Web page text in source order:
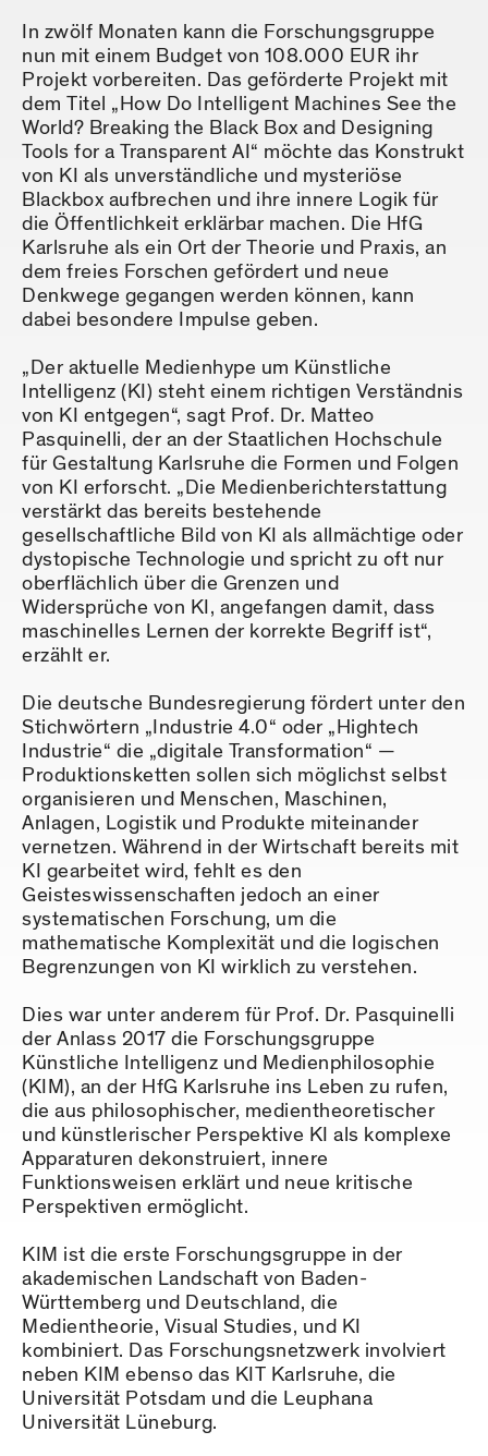
In zwölf Monaten kann die Forschungsgruppe
nun mit einem Budget von 108.000 EUR ihr
Projekt vorbereiten. Das geförderte Projekt mit
dem Titel „How Do Intelligent Machines See the
World? Breaking the Black Box and Designing
Tools for a Transparent AI“ möchte das Konstrukt
von KI als unverständliche und mysteriöse
Blackbox aufbrechen und ihre innere Logik für
die Öffentlichkeit erklärbar machen. Die HfG
Karlsruhe als ein Ort der Theorie und Praxis, an
dem freies Forschen gefördert und neue
Denkwege gegangen werden können, kann
dabei besondere Impulse geben.
„Der aktuelle Medienhype um Künstliche
Intelligenz (KI) steht einem richtigen Verständnis
von KI entgegen“, sagt Prof. Dr. Matteo
Pasquinelli, der an der Staatlichen Hochschule
für Gestaltung Karlsruhe die Formen und Folgen
von KI erforscht. „Die Medienberichterstattung
verstärkt das bereits bestehende
gesellschaftliche Bild von KI als allmächtige oder
dystopische Technologie und spricht zu oft nur
oberflächlich über die Grenzen und
Widersprüche von KI, angefangen damit, dass
maschinelles Lernen der korrekte Begriff ist“,
erzählt er.
Die deutsche Bundesregierung fördert unter den
Stichwörtern „Industrie 4.0“ oder „Hightech
Industrie“ die „digitale Transformation“ —
Produktionsketten sollen sich möglichst selbst
organisieren und Menschen, Maschinen,
Anlagen, Logistik und Produkte miteinander
vernetzen. Während in der Wirtschaft bereits mit
KI gearbeitet wird, fehlt es den
Geisteswissenschaften jedoch an einer
systematischen Forschung, um die
mathematische Komplexität und die logischen
Begrenzungen von KI wirklich zu verstehen.
Dies war unter anderem für Prof. Dr. Pasquinelli
der Anlass 2017 die Forschungsgruppe
Künstliche Intelligenz und Medienphilosophie
(KIM), an der HfG Karlsruhe ins Leben zu rufen,
die aus philosophischer, medientheoretischer
und künstlerischer Perspektive KI als komplexe
Apparaturen dekonstruiert, innere
Funktionsweisen erklärt und neue kritische
Perspektiven ermöglicht.
KIM ist die erste Forschungsgruppe in der
akademischen Landschaft von Baden-
Württemberg und Deutschland, die
Medientheorie, Visual Studies, und KI
kombiniert. Das Forschungsnetzwerk involviert
neben KIM ebenso das KIT Karlsruhe, die
Universität Potsdam und die Leuphana
Universität Lüneburg.